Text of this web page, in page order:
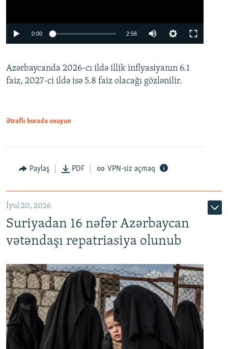
Auto
0:00 2:58
360p
480p
Azərbaycanda 2026-cı ildə illik inflyasiyanın 6.1
faiz, 2027-ci ildə isə 5.8 faiz olacağı gözlənilir.
Ətraflı burada oxuyun
Paylaş PDF VPN-siz açmaq
İyul 20, 2026
Suriyadan 16 nəfər Azərbaycan
vətəndaşı repatriasiya olunub